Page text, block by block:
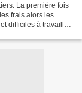
La première fois
frais alors les
difficiles à travailler,